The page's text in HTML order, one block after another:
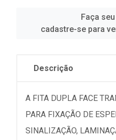
Faça
cadastre-se para
Descrição
A FITA DUPLA FACE
PARA FIXAÇÃO DE
SINALIZAÇÃO,